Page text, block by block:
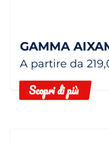
GAMMA
A partire da
Scopri di più